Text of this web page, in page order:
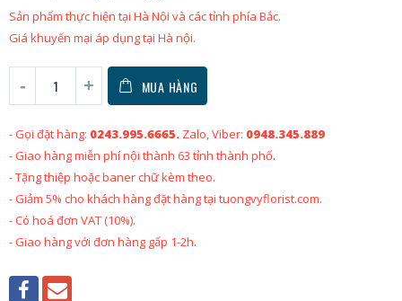
Sản phẩm thực hiện tại Hà Nội và các tỉnh phía Bắc.
Giá khuyến mại áp dụng tại Hà nội.
MUA HÀNG
- Gọi đặt hàng: 0243.995.6665. Zalo, Viber: 0948.345.889
- Giao hàng miễn phí nội thành 63 tỉnh thành phố.
- Tặng thiệp hoặc baner chữ kèm theo.
- Giảm 5% cho khách hàng đặt hàng tại tuongvyflorist.com.
- Có hoá đơn VAT (10%).
- Giao hàng với đơn hàng gấp 1-2h.